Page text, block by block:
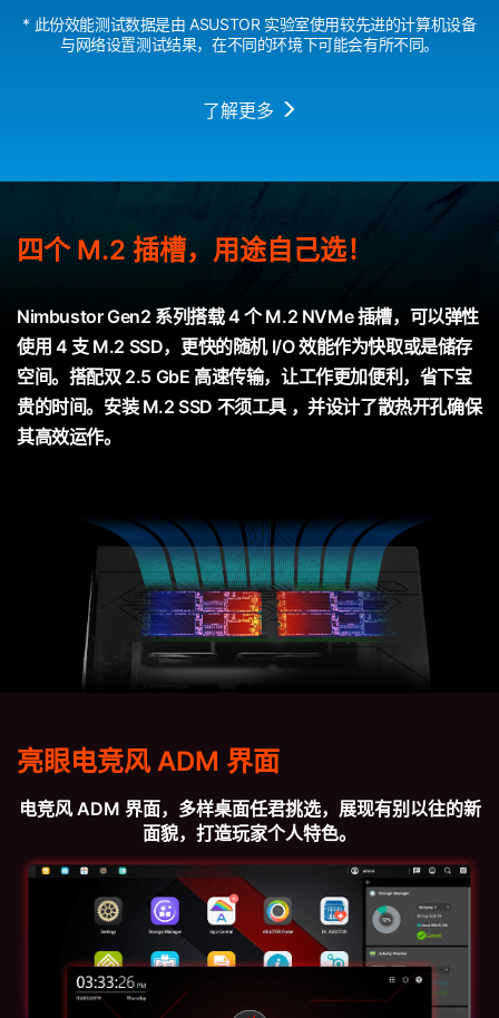
* 此份效能测试数据是由 ASUSTOR 实验室使用较先进的计算机设备
与网络设置测试结果，在不同的环境下可能会有所不同。
了解更多
四个 M.2 插槽，用途自己选！
Nimbustor Gen2 系列搭载 4 个 M.2 NVMe 插槽，可以弹性
使用 4 支 M.2 SSD，更快的随机 I/O 效能作为快取或是储存
空间。搭配双 2.5 GbE 高速传输，让工作更加便利，省下宝
贵的时间。安装 M.2 SSD 不须工具 ，并设计了散热开孔确保
其高效运作。
亮眼电竞风 ADM 界面
电竞风 ADM 界面，多样桌面任君挑选，展现有别以往的新
面貌，打造玩家个人特色。